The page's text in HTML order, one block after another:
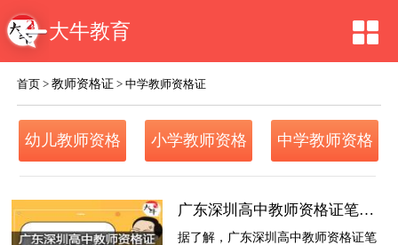
大牛教育
首页 >教师资格证 >中学教师资格证
幼儿教师资格
证
小学教师资格
证
中学教师资格
证
广东深圳高中教师资格证笔试难吗？
据了解，广东深圳高中教师资格证笔